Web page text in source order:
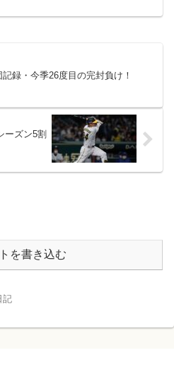
記録・今季26度目の完封負け！
ーズン5割
を書き込む
記